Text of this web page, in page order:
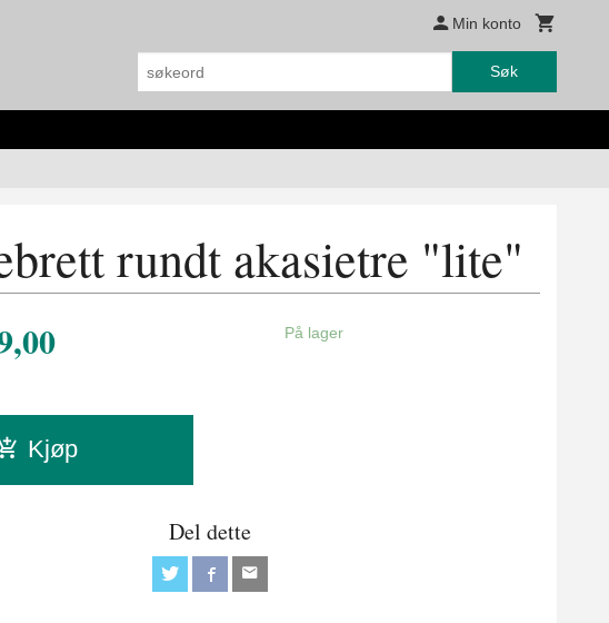
Min konto
Søk
rundt akasietre "lite"
På lager
Kjøp
Del dette